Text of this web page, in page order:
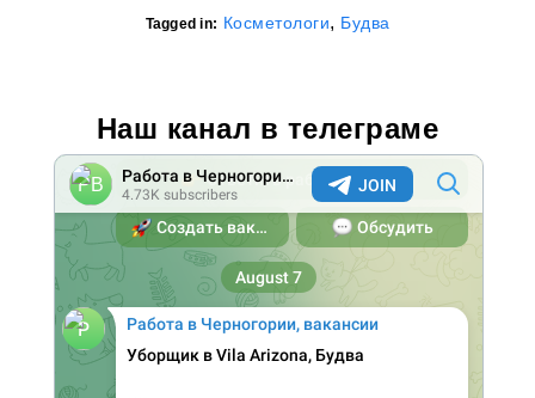
Tagged in: Косметологи, Будва
Наш канал в телеграме